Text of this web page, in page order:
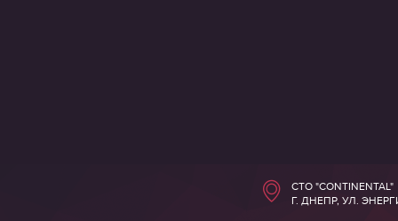
СТО "CONTINENTAL"
Г. ДНЕПР, УЛ.